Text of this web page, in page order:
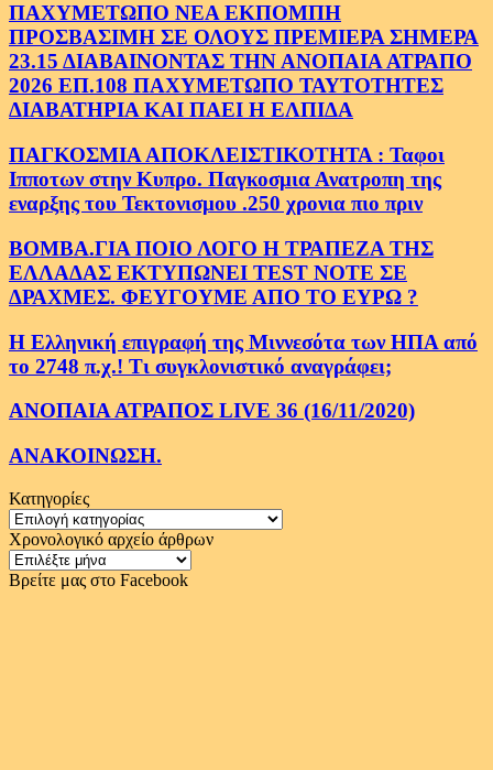
ΠΑΧΥΜΕΤΩΠΟ ΝΕΑ ΕΚΠΟΜΠΗ
ΠΡΟΣΒΑΣΙΜΗ ΣΕ ΟΛΟΥΣ ΠΡΕΜΙΕΡΑ ΣΗΜΕΡΑ
23.15 ΔΙΑΒΑΙΝΟΝΤΑΣ ΤΗΝ ΑΝΟΠΑΙΑ ΑΤΡΑΠΟ
2026 ΕΠ.108 ΠΑΧΥΜΕΤΩΠΟ ΤΑΥΤΟΤΗΤΕΣ
ΔΙΑΒΑΤΗΡΙΑ ΚΑΙ ΠΑΕΙ Η ΕΛΠΙΔΑ
ΠΑΓΚΟΣΜΙΑ ΑΠΟΚΛΕΙΣΤΙΚΟΤΗΤΑ : Ταφοι
Ιπποτων στην Κυπρο. Παγκοσμια Ανατροπη της
εναρξης του Τεκτονισμου .250 χρονια πιο πριν
ΒΟΜΒΑ.ΓΙΑ ΠΟΙΟ ΛΟΓΟ Η ΤΡΑΠΕΖΑ ΤΗΣ
ΕΛΛΑΔΑΣ ΕΚΤΥΠΩΝΕΙ TEST NOTE ΣΕ
ΔΡΑΧΜΕΣ. ΦΕΥΓΟΥΜΕ ΑΠΟ ΤΟ ΕΥΡΩ ?
Η Ελληνική επιγραφή της Μιννεσότα των ΗΠΑ από
το 2748 π.χ.! Τι συγκλονιστικό αναγράφει;
ΑΝΟΠΑΙΑ ΑΤΡΑΠΟΣ LIVE 36 (16/11/2020)
ΑΝΑΚΟΙΝΩΣΗ.
Κατηγορίες
Κατηγορίες
Χρονολογικό αρχείο άρθρων
Χρονολογικό
αρχείο
Βρείτε μας στο Facebook